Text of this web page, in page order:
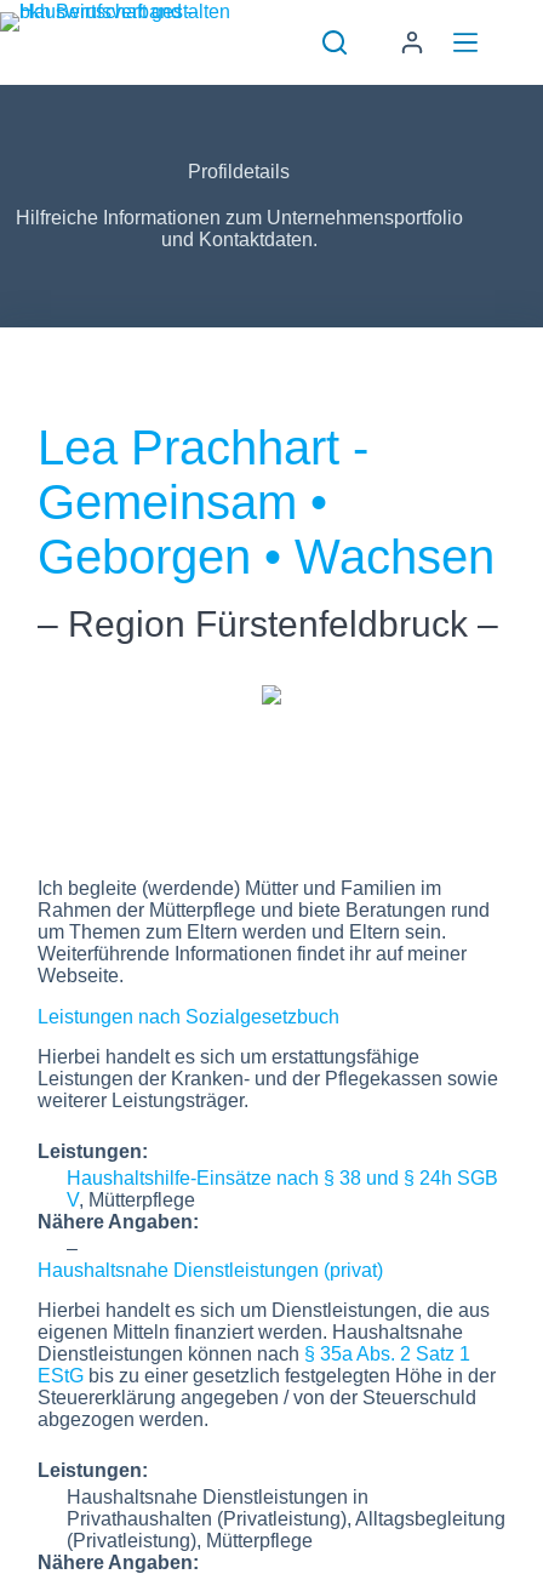
Zum
Inhalt
Profildetails
Hilfreiche Informationen zum Unternehmensportfolio
und Kontaktdaten.
Lea Prachhart -
Gemeinsam •
Geborgen • Wachsen
– Region Fürstenfeldbruck –
Ich begleite (werdende) Mütter und Familien im
Rahmen der Mütterpflege und biete Beratungen rund
um Themen zum Eltern werden und Eltern sein.
Weiterführende Informationen findet ihr auf meiner
Webseite.
Leistungen nach Sozialgesetzbuch
Hierbei handelt es sich um erstattungsfähige
Leistungen der Kranken- und der Pflegekassen sowie
weiterer Leistungsträger.
Leistungen:
Haushaltshilfe-Einsätze nach § 38 und § 24h SGB
V, Mütterpflege
Nähere Angaben:
–
Haushaltsnahe Dienstleistungen (privat)
Hierbei handelt es sich um Dienstleistungen, die aus
eigenen Mitteln finanziert werden. Haushaltsnahe
Dienstleistungen können nach § 35a Abs. 2 Satz 1
EStG bis zu einer gesetzlich festgelegten Höhe in der
Steuererklärung angegeben / von der Steuerschuld
abgezogen werden.
Leistungen:
Haushaltsnahe Dienstleistungen in
Privathaushalten (Privatleistung), Alltagsbegleitung
(Privatleistung), Mütterpflege
Nähere Angaben: